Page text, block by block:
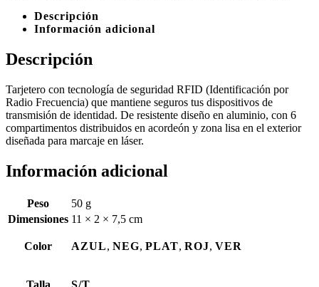
Descripción
Información adicional
Descripción
Tarjetero con tecnología de seguridad RFID (Identificación por
Radio Frecuencia) que mantiene seguros tus dispositivos de
transmisión de identidad. De resistente diseño en aluminio, con 6
compartimentos distribuidos en acordeón y zona lisa en el exterior
diseñada para marcaje en láser.
Información adicional
Peso
50 g
Dimensiones 11 × 2 × 7,5 cm
Color AZUL, NEG, PLAT, ROJ, VER
Talla S/T